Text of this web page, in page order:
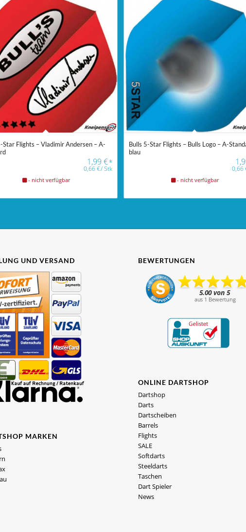
Star Flights – Vladimir Andersen – A-
1,99 €*
0,66€/Stk
- nicht verfügbar
Bulls 5-Star Flights – Bulls Logo – A-
blau
0,66
- nicht verfügbar
UND VERSAND
MARKEN
BEWERTUNGEN
ONLINE DARTSHOP
Dartshop
Darts
Dartscheiben
Barrels
Flights
SALE
Softdarts
Steeldarts
Taschen
Dart Spieler
News